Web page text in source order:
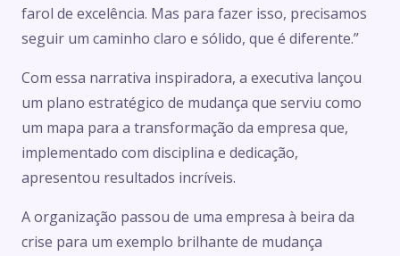
farol de excelência. Mas para fazer isso, precisamos
seguir um caminho claro e sólido, que é diferente.”
Com essa narrativa inspiradora, a executiva lançou
um plano estratégico de mudança que serviu como
um mapa para a transformação da empresa que,
implementado com disciplina e dedicação,
apresentou resultados incríveis.
A organização passou de uma empresa à beira da
crise para um exemplo brilhante de mudança